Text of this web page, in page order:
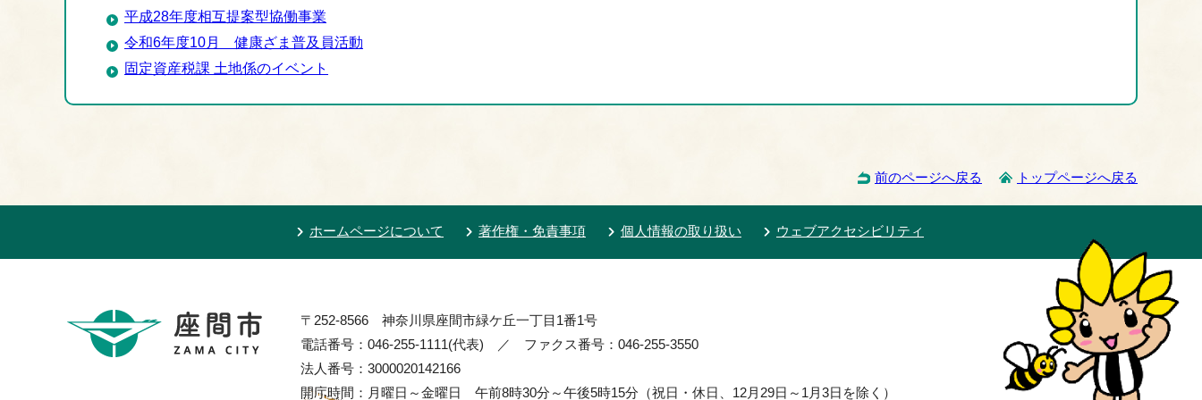
平成28年度相互提案型協働事業
令和6年度10月 健康ざま普及員活動
固定資産税課 土地係のイベント
前のページへ戻る トップページへ戻る
ホームページについて 著作権・免責事項 個人情報の取り扱い ウェブアクセシビリティ
〒252-8566 神奈川県座間市緑ケ丘一丁目1番1号
電話番号：046-255-1111(代表) ／ ファクス番号：046-255-3550
法人番号：3000020142166
開庁時間：月曜日～金曜日 午前8時30分～午後5時15分（祝日・休日、12月29日～1月3日を除く）